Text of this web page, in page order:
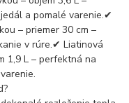
a pomalé varenie.✔
– priemer 30 cm –
v rúre.✔ Liatinová
1,9 L – perfektná na